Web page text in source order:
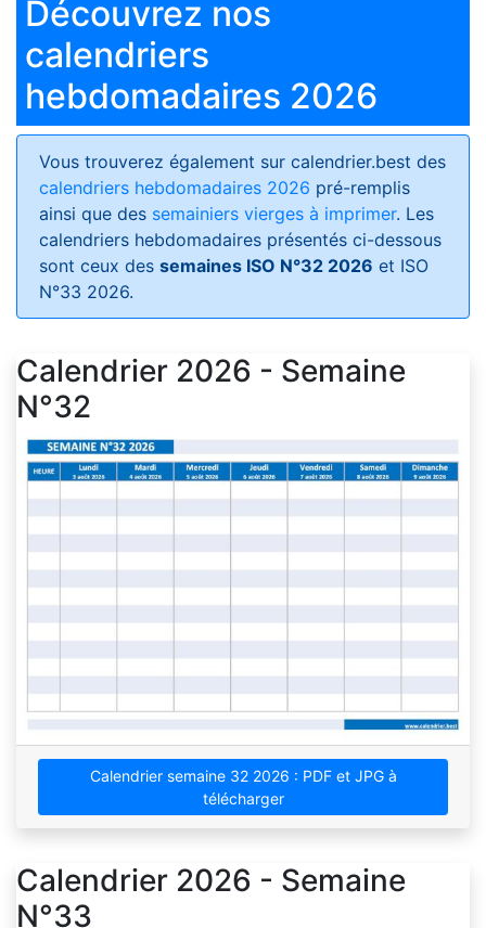
Découvrez nos
calendriers
hebdomadaires 2026
Vous trouverez également sur calendrier.best des
calendriers hebdomadaires 2026 pré-remplis
ainsi que des semainiers vierges à imprimer. Les
calendriers hebdomadaires présentés ci-dessous
sont ceux des semaines ISO N°32 2026 et ISO
N°33 2026.
Calendrier 2026 - Semaine
N°32
Calendrier semaine 32 2026 : PDF et JPG à
télécharger
Calendrier 2026 - Semaine
N°33